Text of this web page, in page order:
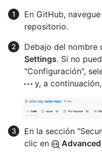
En GitHub,
repositorio.
Debajo del nombre
Settings. Si no
"Configuración",
y, a
En la sección
clic en